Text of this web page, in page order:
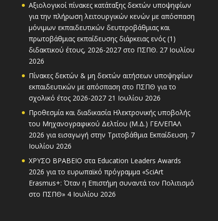
Αξιολογικοί πίνακες κατάταξης δεκτών υποψηφίων
για την πλήρωση λειτουργικών κενών με απόσπαση
μόνιμων εκπαιδευτικών δευτεροβάθμιας και
πρωτοβάθμιας εκπαίδευσης διάρκειας ενός (1)
διδακτικού έτους, 2026-2027 στο ΠΣΠΘ. 27 Ιουλίου
2026
Πίνακες δεκτών & μη δεκτών αιτήσεων υποψηφίων
εκπαιδευτικών με απόσπαση στο ΠΣΠΘ για το
σχολικό έτος 2026-2027 21 Ιουλίου 2026
Προθεσμία και διαδικασία Ηλεκτρονικής υποβολής
του Μηχανογραφικού Δελτίου (Μ.Δ.) ΓΕΛ/ΕΠΑΛ
2026 για εισαγωγή στην Τριτοβάθμια Εκπαίδευση. 7
Ιουλίου 2026
ΧΡΥΣΟ ΒΡΑΒΕΙΟ στα Education Leaders Awards
2026 για το ευρωπαϊκό πρόγραμμα «SciArt
Erasmus+: Όταν η Επιστήμη συναντά τον Πολιτισμό
στο ΠΣΠΘ» 4 Ιουλίου 2026